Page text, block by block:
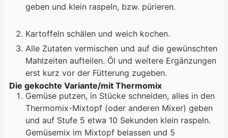
geben und klein raspeln, bzw. pürieren.
Kartoffeln schälen und weich kochen.
Alle Zutaten vermischen und auf die gewünschten
Mahlzeiten aufteilen. Öl und weitere Ergänzungen
erst kurz vor der Fütterung zugeben.
Die gekochte Variante/mit Thermomix
Gemüse putzen, in Stücke schneiden, alles in den
Thermomix-Mixtopf (oder anderen Mixer) geben
und auf Stufe 5 etwa 10 Sekunden klein raspeln.
Gemüsemix im Mixtopf belassen und 5